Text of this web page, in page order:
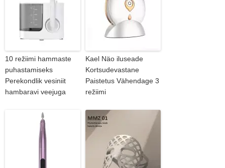
10 režiimi hammaste
puhastamiseks
Perekondlik vesiniit
hambaravi veejuga
Kael Näo iluseade
Kortsudevastane
Paistetus Vähendage 3
režiimi